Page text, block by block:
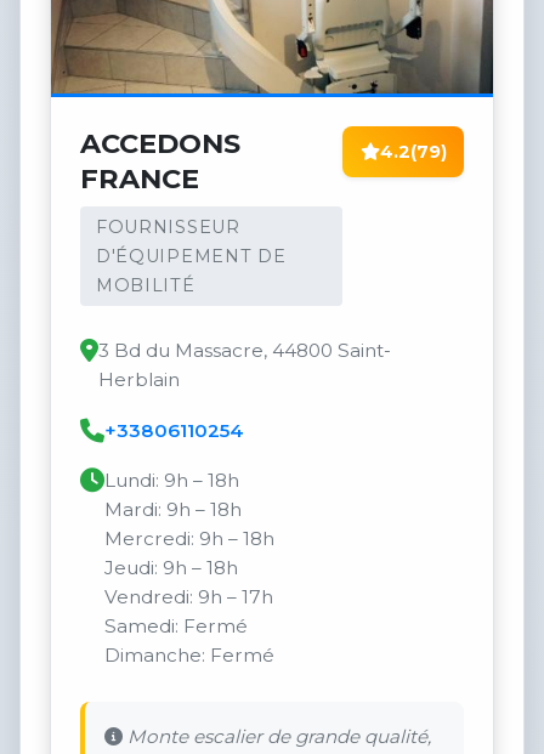
ACCEDONS
FRANCE
FOURNISSEUR
D'ÉQUIPEMENT DE
MOBILITÉ
4.2(79)
3 Bd du Massacre, 44800 Saint-
Herblain
+33806110254
Lundi: 9h – 18h
Mardi: 9h – 18h
Mercredi: 9h – 18h
Jeudi: 9h – 18h
Vendredi: 9h – 17h
Samedi: Fermé
Dimanche: Fermé
Monte escalier de grande qualité,